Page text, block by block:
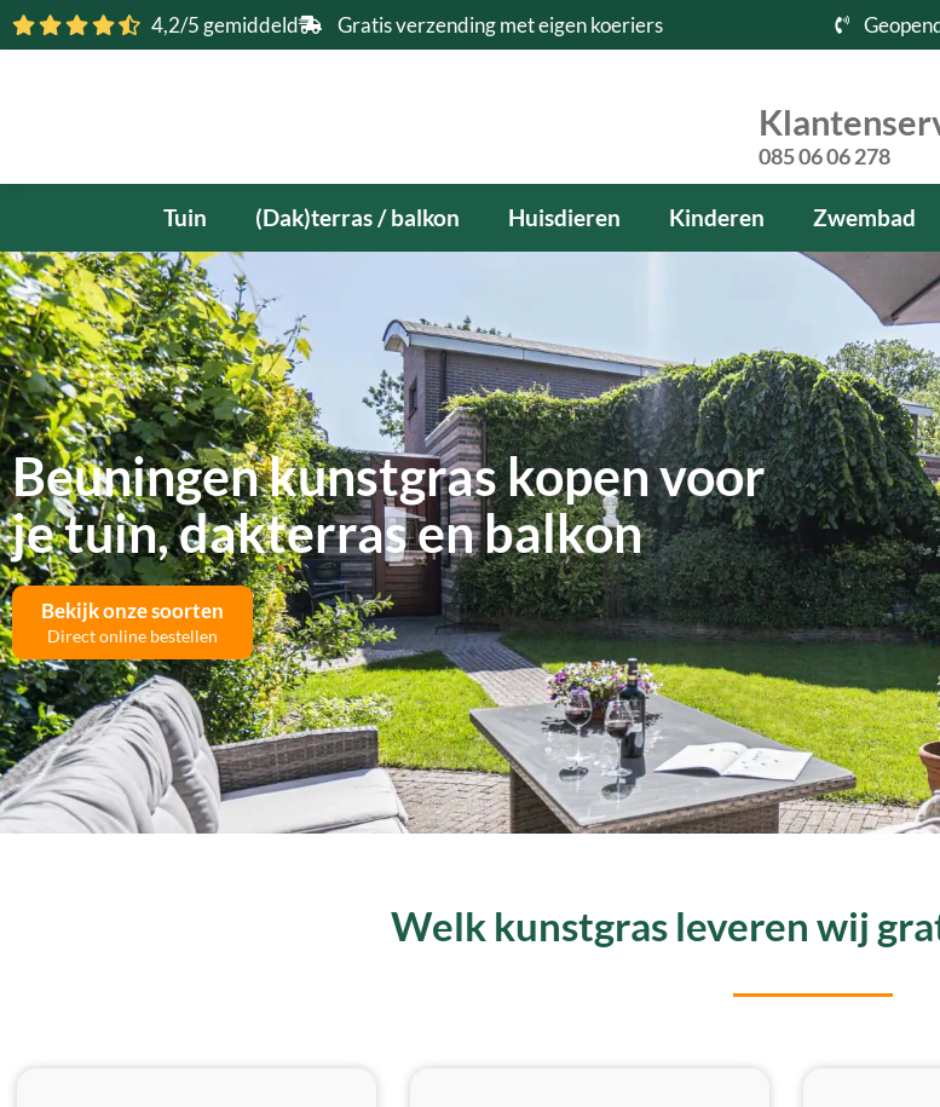
Ga
naar
4,2/5 gemiddeld Gratis verzending met eigen koeriers
085 06 06 278
Tuin (Dak)terras / balkon Huisdieren Kinderen Zwembad
Beuningen kunstgras kopen voor
je tuin, dakterras en balkon
Bekijk onze soorten
Direct online bestellen
Welk kunstgras leveren wij